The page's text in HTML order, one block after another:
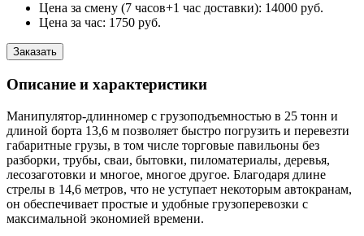
Цена за смену (7 часов+1 час доставки): 14000 руб.
Цена за час: 1750 руб.
Заказать
Описание и характеристики
Манипулятор-длинномер с грузоподъемностью в 25 тонн и
длиной борта 13,6 м позволяет быстро погрузить и перевезти
габаритные грузы, в том числе торговые павильоны без
разборки, трубы, сваи, бытовки, пиломатериалы, деревья,
лесозаготовки и многое, многое другое. Благодаря длине
стрелы в 14,6 метров, что не уступает некоторым автокранам,
он обеспечивает простые и удобные грузоперевозки с
максимальной экономией времени.